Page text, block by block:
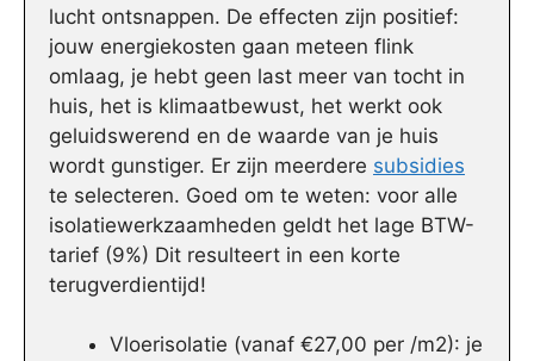
lucht ontsnappen. De effecten zijn positief:
jouw energiekosten gaan meteen flink
omlaag, je hebt geen last meer van tocht in
huis, het is klimaatbewust, het werkt ook
geluidswerend en de waarde van je huis
wordt gunstiger. Er zijn meerdere subsidies
te selecteren. Goed om te weten: voor alle
isolatiewerkzaamheden geldt het lage BTW-
tarief (9%) Dit resulteert in een korte
terugverdientijd!
Vloerisolatie (vanaf €27,00 per /m2): je